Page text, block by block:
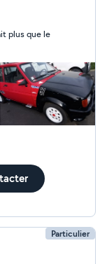
plus que le
Particulier